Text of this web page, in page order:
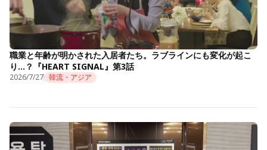
職業と年齢が明かされた入居者たち。ラブラインにも変化が起こ
り…？『HEART SIGNAL』第3話
2026/7/27 韓流・アジア